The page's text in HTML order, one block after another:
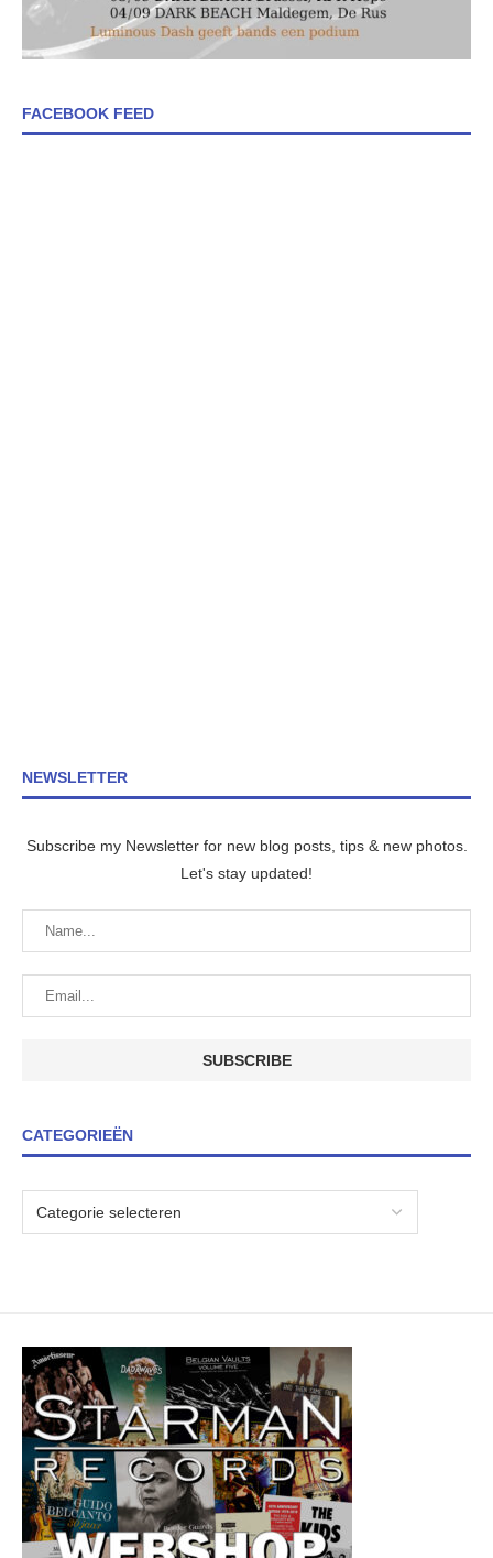
FACEBOOK FEED
NEWSLETTER
Subscribe my Newsletter for new blog posts, tips & new photos.
Let's stay updated!
CATEGORIEËN